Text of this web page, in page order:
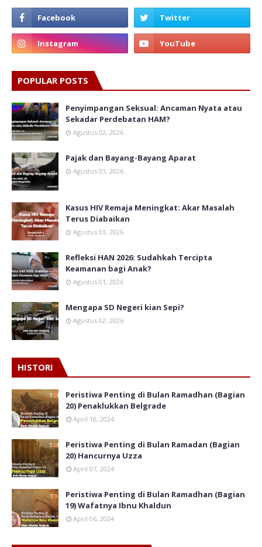
POPULAR POSTS
Penyimpangan Seksual: Ancaman Nyata atau
Sekadar Perdebatan HAM?
Agustus 02, 2026
Pajak dan Bayang-Bayang Aparat
Agustus 03, 2026
Kasus HIV Remaja Meningkat: Akar Masalah
Terus Diabaikan
Agustus 03, 2026
Refleksi HAN 2026: Sudahkah Tercipta
Keamanan bagi Anak?
Agustus 01, 2026
Mengapa SD Negeri kian Sepi?
Agustus 02, 2026
HISTORI
Peristiwa Penting di Bulan Ramadhan (Bagian
20) Penaklukkan Belgrade
April 10, 2024
Peristiwa Penting di Bulan Ramadan (Bagian
20) Hancurnya Uzza
April 07, 2024
Peristiwa Penting di Bulan Ramadhan (Bagian
19) Wafatnya Ibnu Khaldun
April 06, 2024